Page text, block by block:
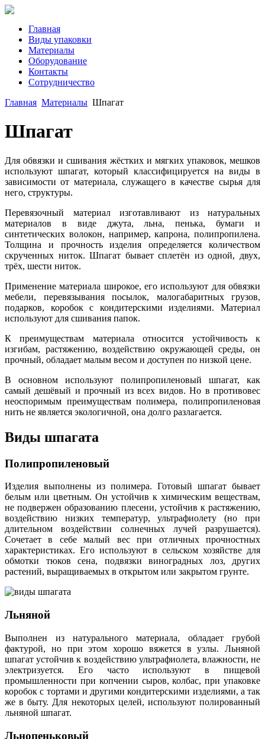
Главная
Виды упаковки
Материалы
Оборудование
Контакты
Сотрудничество
Главная Материалы Шпагат
Шпагат
Для обвязки и сшивания жёстких и мягких упаковок, мешков
используют шпагат, который классифицируется на виды в
зависимости от материала, служащего в качестве сырья для
него, структуры.
Перевязочный материал изготавливают из натуральных
материалов в виде джута, льна, пенька, бумаги и
синтетических волокон, например, капрона, полипропилена.
Толщина и прочность изделия определяется количеством
скрученных ниток. Шпагат бывает сплетён из одной, двух,
трёх, шести ниток.
Применение материала широкое, его используют для обвязки
мебели, перевязывания посылок, малогабаритных грузов,
подарков, коробок с кондитерскими изделиями. Материал
используют для сшивания папок.
К преимуществам материала относится устойчивость к
изгибам, растяжению, воздействию окружающей среды, он
прочный, обладает малым весом и доступен по низкой цене.
В основном используют полипропиленовый шпагат, как
самый дешёвый и прочный из всех видов. Но в противовес
неоспоримым преимуществам полимера, полипропиленовая
нить не является экологичной, она долго разлагается.
Виды шпагата
Полипропиленовый
Изделия выполнены из полимера. Готовый шпагат бывает
белым или цветным. Он устойчив к химическим веществам,
не подвержен образованию плесени, устойчив к растяжению,
воздействию низких температур, ультрафиолету (но при
длительном воздействии солнечных лучей разрушается).
Сочетает в себе малый вес при отличных прочностных
характеристиках. Его используют в сельском хозяйстве для
обмотки тюков сена, подвязки виноградных лоз, других
растений, выращиваемых в открытом или закрытом грунте.
Льняной
Выполнен из натурального материала, обладает грубой
фактурой, но при этом хорошо вяжется в узлы. Льняной
шпагат устойчив к воздействию ультрафиолета, влажности, не
электризуется. Его часто используют в пищевой
промышленности при копчении сыров, колбас, при упаковке
коробок с тортами и другими кондитерскими изделиями, а так
же в быту. Для некоторых целей, используют полированный
льняной шпагат.
Льнопеньковый